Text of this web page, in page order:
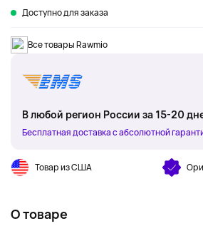
Доступно для заказа
Все товары Rawmio
В любой регион России за 15-20
Бесплатная доставка с абсолютной
Товар из США
О товаре